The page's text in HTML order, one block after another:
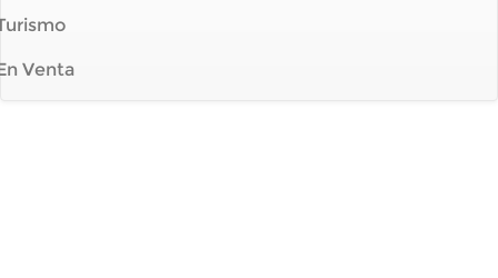
Venta